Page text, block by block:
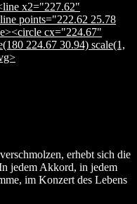
x2="227.62"
points="222.62 25.78
cx="224.67"
224.67 30.94) scale(1,
erhebt sich die
jedem Akkord, in jedem
im Konzert des Lebens